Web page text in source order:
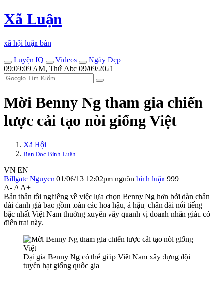
Xã Luận
xã hội luận bàn
Luyện IQ
Videos
Ngày Đẹp
09:09:09 AM, Thứ Abc 09/09/2021
Mời Benny Ng tham gia chiến
lược cải tạo nòi giống Việt
Xã Hội
Bạn Đọc Bình Luận
VN EN
Billgate Nguyen 01/06/13 12:02pm nguồn bình luận 999
A- A A+
Bản thân tôi nghiêng về việc lựa chọn Benny Ng hơn bởi dàn chân
dài danh giá bao gồm toàn các hoa hậu, á hậu, chân dài nổi tiếng
bậc nhất Việt Nam thường xuyên vây quanh vị doanh nhân giàu có
điển trai này.
Đại gia Benny Ng có thể giúp Việt Nam xây dựng đội
tuyển hạt giống quốc gia